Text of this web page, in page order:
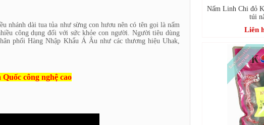
nhánh dài tua tủa như sừng con hươu nên có tên gọi là nấm
công dụng đối với sức khỏe con người. Người tiêu dùng
phối Hàng Nhập Khẩu Á Âu như các thương hiệu Uhak,
công nghệ cao
Nấm Linh Chi đỏ
túi
Liên